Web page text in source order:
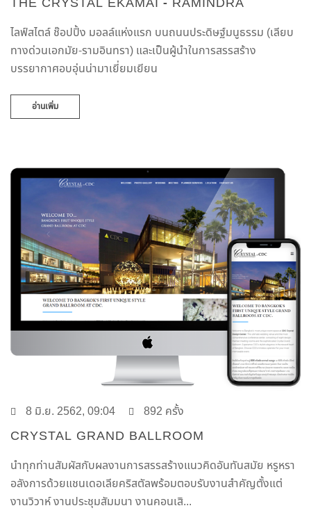
ไลฟ์สไตล์ ช๊อปปิ้ง มอลล์แห่งแรก บนถนนประดิษฐ์มนูธรรม (เลียบ
ทางด่วนเอกมัย-รามอินทรา) และเป็นผู้นำในการสรรสร้าง
บรรยากาศอบอุ่นน่ามาเยี่ยมเยียน
อ่านเพิ่ม
8 มิ.ย. 2562, 09:04 892 ครั้ง
CRYSTAL GRAND BALLROOM
นำทุกท่านสัมผัสกับผลงานการสรรสร้างแนวคิดอันทันสมัย หรูหรา
อลังการด้วยแชนเดอเลียคริสตัลพร้อมตอบรับงานสำคัญตั้งแต่
งานวิวาห์ งานประชุมสัมมนา งานคอนเสิ...